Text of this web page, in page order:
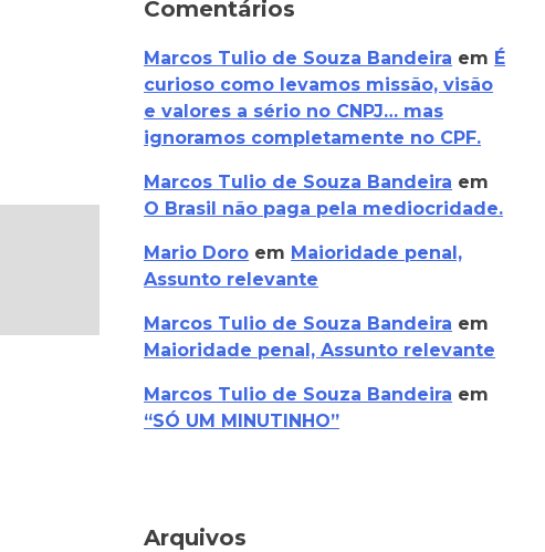
Comentários
Marcos Tulio de Souza Bandeira em É
curioso como levamos missão, visão
e valores a sério no CNPJ… mas
ignoramos completamente no CPF.
Marcos Tulio de Souza Bandeira em
O Brasil não paga pela mediocridade.
Mario Doro em Maioridade penal,
Assunto relevante
Marcos Tulio de Souza Bandeira em
Maioridade penal, Assunto relevante
Marcos Tulio de Souza Bandeira em
“SÓ UM MINUTINHO”
Arquivos